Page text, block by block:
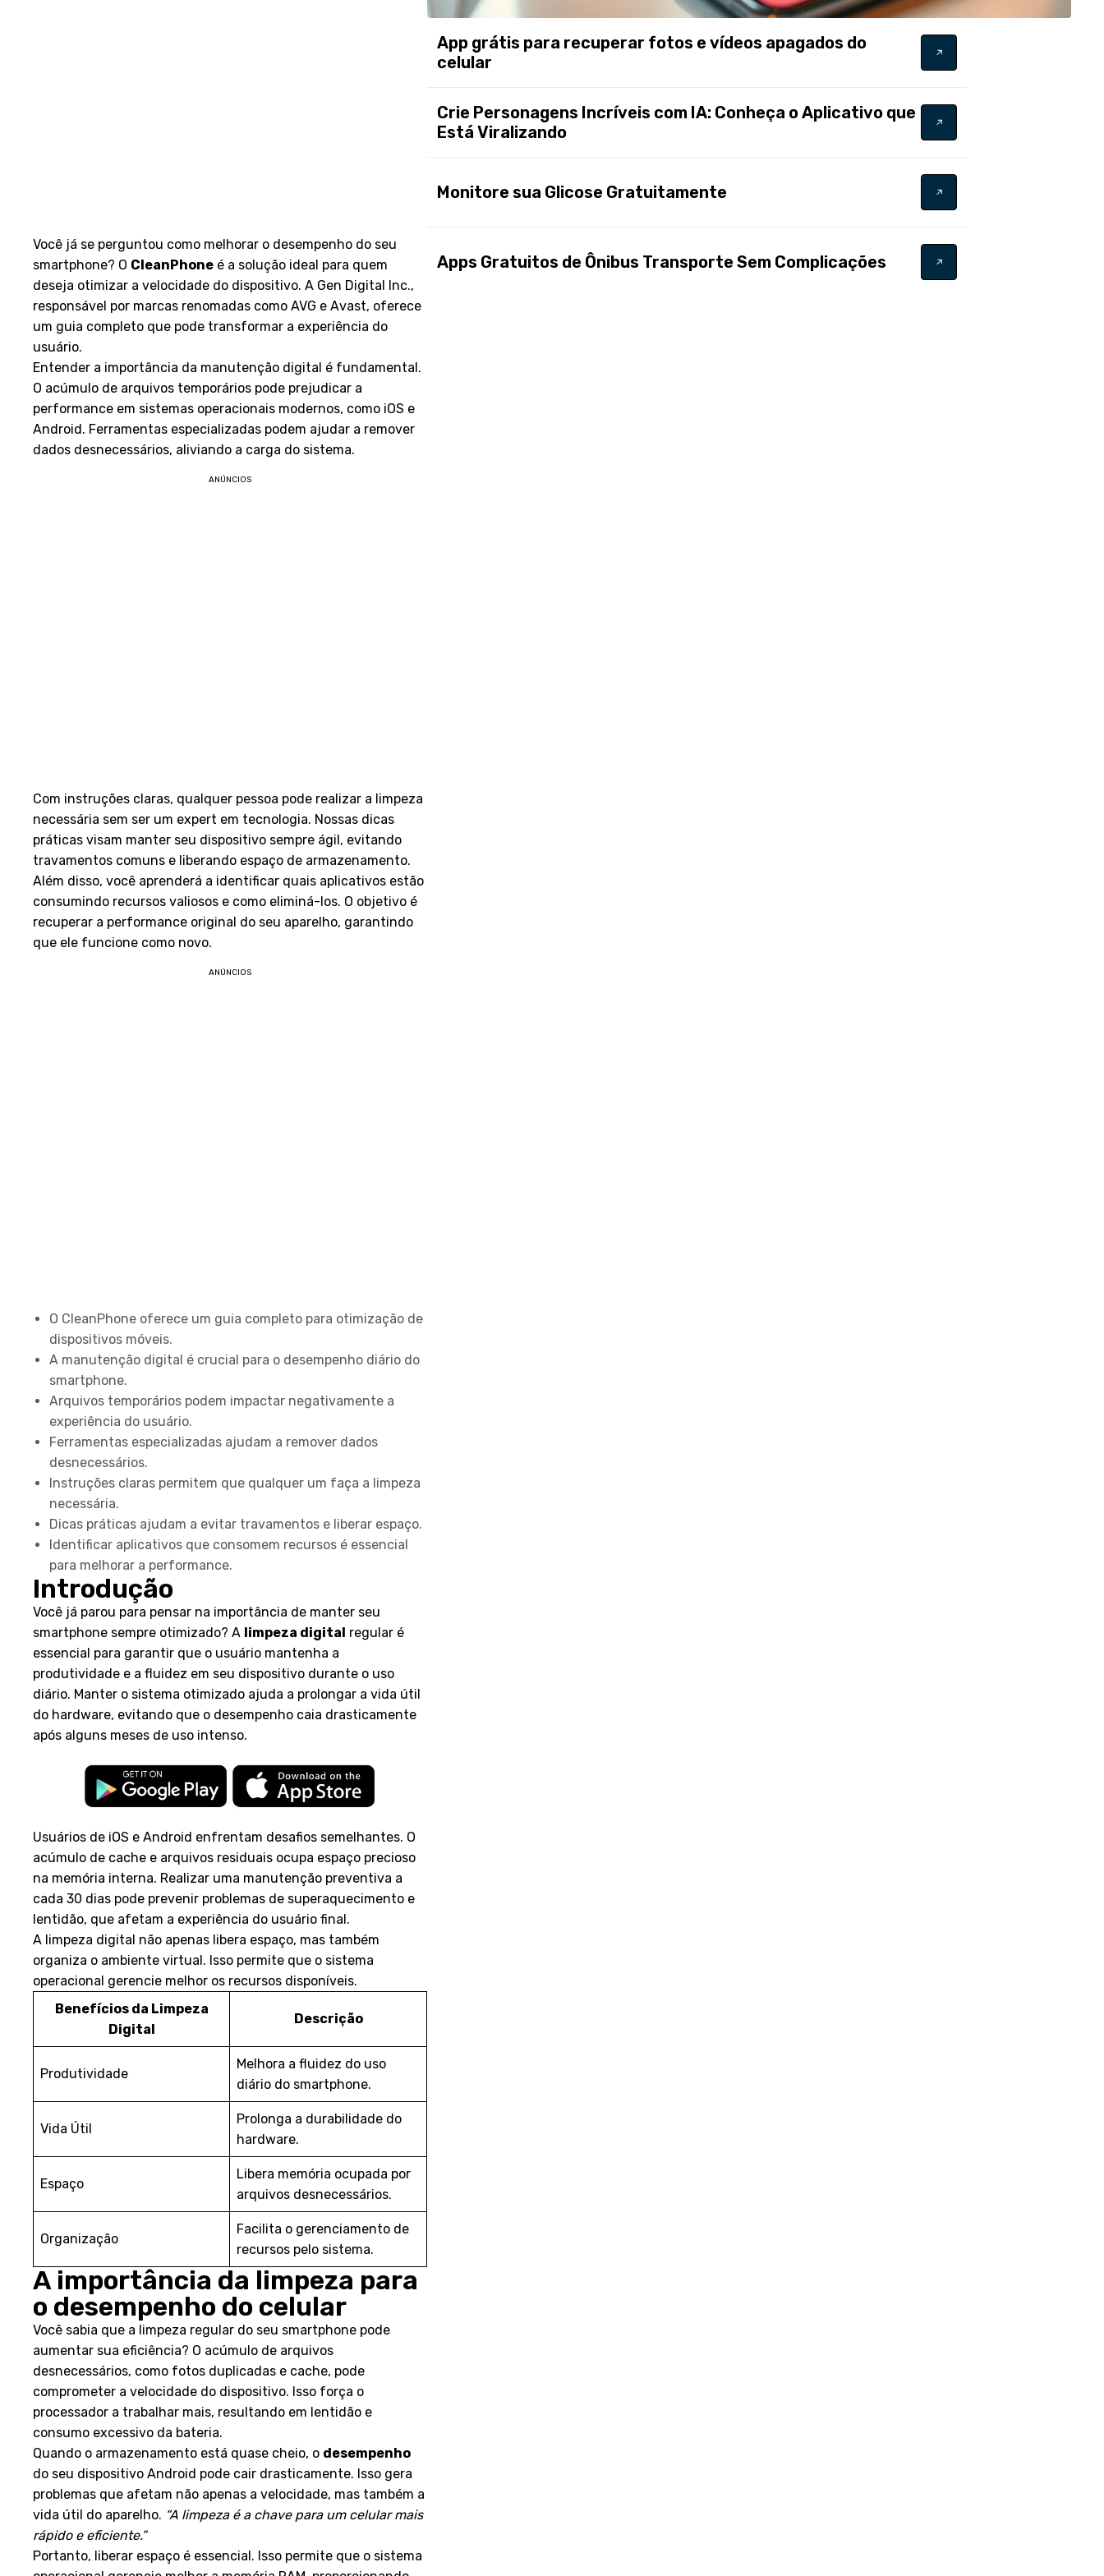
Você já se perguntou como melhorar o desempenho do seu
smartphone? O CleanPhone é a solução ideal para quem
deseja otimizar a velocidade do dispositivo. A Gen Digital Inc.,
responsável por marcas renomadas como AVG e Avast, oferece
um guia completo que pode transformar a experiência do
usuário.
Entender a importância da manutenção digital é fundamental.
O acúmulo de arquivos temporários pode prejudicar a
performance em sistemas operacionais modernos, como iOS e
Android. Ferramentas especializadas podem ajudar a remover
dados desnecessários, aliviando a carga do sistema.
ANÚNCIOS
Com instruções claras, qualquer pessoa pode realizar a limpeza
necessária sem ser um expert em tecnologia. Nossas dicas
práticas visam manter seu dispositivo sempre ágil, evitando
travamentos comuns e liberando espaço de armazenamento.
Além disso, você aprenderá a identificar quais aplicativos estão
consumindo recursos valiosos e como eliminá-los. O objetivo é
recuperar a performance original do seu aparelho, garantindo
que ele funcione como novo.
ANÚNCIOS
O CleanPhone oferece um guia completo para otimização de
dispositivos móveis.
A manutenção digital é crucial para o desempenho diário do
smartphone.
Arquivos temporários podem impactar negativamente a
experiência do usuário.
Ferramentas especializadas ajudam a remover dados
desnecessários.
Instruções claras permitem que qualquer um faça a limpeza
necessária.
Dicas práticas ajudam a evitar travamentos e liberar espaço.
Identificar aplicativos que consomem recursos é essencial
para melhorar a performance.
Introdução
Você já parou para pensar na importância de manter seu
smartphone sempre otimizado? A limpeza digital regular é
essencial para garantir que o usuário mantenha a
produtividade e a fluidez em seu dispositivo durante o uso
diário. Manter o sistema otimizado ajuda a prolongar a vida útil
do hardware, evitando que o desempenho caia drasticamente
após alguns meses de uso intenso.
Usuários de iOS e Android enfrentam desafios semelhantes. O
acúmulo de cache e arquivos residuais ocupa espaço precioso
na memória interna. Realizar uma manutenção preventiva a
cada 30 dias pode prevenir problemas de superaquecimento e
lentidão, que afetam a experiência do usuário final.
A limpeza digital não apenas libera espaço, mas também
organiza o ambiente virtual. Isso permite que o sistema
operacional gerencie melhor os recursos disponíveis.
Benefícios da Limpeza
Digital
Descrição
Produtividade
Melhora a fluidez do uso
diário do smartphone.
Vida Útil
Prolonga a durabilidade do
hardware.
Espaço
Libera memória ocupada por
arquivos desnecessários.
Organização
Facilita o gerenciamento de
recursos pelo sistema.
A importância da limpeza para
o desempenho do celular
Você sabia que a limpeza regular do seu smartphone pode
aumentar sua eficiência? O acúmulo de arquivos
desnecessários, como fotos duplicadas e cache, pode
comprometer a velocidade do dispositivo. Isso força o
processador a trabalhar mais, resultando em lentidão e
consumo excessivo da bateria.
Quando o armazenamento está quase cheio, o desempenho
do seu dispositivo Android pode cair drasticamente. Isso gera
problemas que afetam não apenas a velocidade, mas também a
vida útil do aparelho. “A limpeza é a chave para um celular mais
rápido e eficiente.”
Portanto, liberar espaço é essencial. Isso permite que o sistema
App grátis para recuperar fotos e vídeos apagados do
celular
Crie Personagens Incríveis com IA: Conheça o Aplicativo que
Está Viralizando
Monitore sua Glicose Gratuitamente
Apps Gratuitos de Ônibus Transporte Sem Complicações